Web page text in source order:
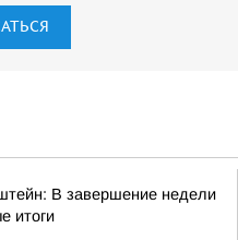
В завершение недели
итоги